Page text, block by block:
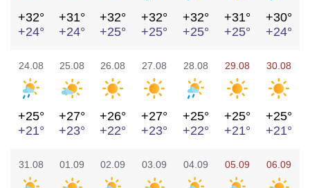
+32°
+24°
+31°
+24°
+32°
+25°
+32°
+25°
+32°
+25°
+31°
+25°
+30°
+24°
24.08
+25°
+21°
25.08
+27°
+23°
26.08
+26°
+22°
27.08
+27°
+23°
28.08
+25°
+22°
29.08
+25°
+21°
30.08
+25°
+21°
31.08 01.09 02.09 03.09 04.09 05.09 06.09